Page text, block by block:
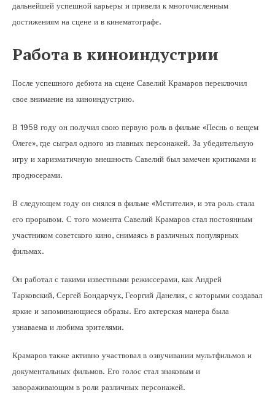
дальнейшей успешной карьеры и привели к многочисленным
достижениям на сцене и в кинематографе.
Работа в киноиндустрии
После успешного дебюта на сцене Савелий Крамаров переключил
свое внимание на киноиндустрию.
В 1958 году он получил свою первую роль в фильме «Песнь о вещем
Олеге», где сыграл одного из главных персонажей. За убедительную
игру и харизматичную внешность Савелий был замечен критиками и
продюсерами.
В следующем году он снялся в фильме «Мстители», и эта роль стала
его прорывом. С того момента Савелий Крамаров стал постоянным
участником советского кино, снимаясь в различных популярных
фильмах.
Он работал с такими известными режиссерами, как Андрей
Тарковский, Сергей Бондарчук, Георгий Данелия, с которыми создавал
яркие и запоминающиеся образы. Его актерская манера была
узнаваема и любима зрителями.
Крамаров также активно участвовал в озвучивании мультфильмов и
документальных фильмов. Его голос стал знаковым и
завораживающим в роли различных персонажей.